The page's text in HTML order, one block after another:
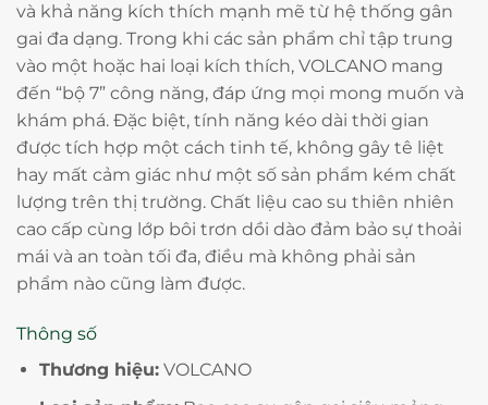
và khả năng kích thích mạnh mẽ từ hệ thống gân
gai đa dạng. Trong khi các sản phẩm chỉ tập trung
vào một hoặc hai loại kích thích, VOLCANO mang
đến “bộ 7” công năng, đáp ứng mọi mong muốn và
khám phá. Đặc biệt, tính năng kéo dài thời gian
được tích hợp một cách tinh tế, không gây tê liệt
hay mất cảm giác như một số sản phẩm kém chất
lượng trên thị trường. Chất liệu cao su thiên nhiên
cao cấp cùng lớp bôi trơn dồi dào đảm bảo sự thoải
mái và an toàn tối đa, điều mà không phải sản
phẩm nào cũng làm được.
Thông số
Thương hiệu:VOLCANO